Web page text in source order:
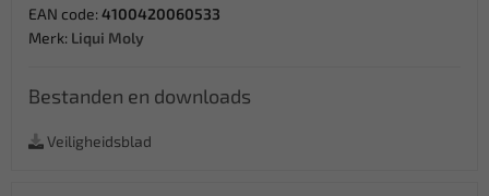
EAN code: 4100420060533
Merk: Liqui Moly
Bestanden en downloads
Veiligheidsblad